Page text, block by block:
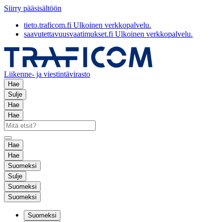
Siirry pääsisältöön
tieto.traficom.fi Ulkoinen verkkopalvelu.
saavutettavuusvaatimukset.fi Ulkoinen verkkopalvelu.
Liikenne- ja viestintävirasto
Hae
Sulje
Hae
Hae
Hae
Hae
Suomeksi
Sulje
Suomeksi
Suomeksi
Suomeksi